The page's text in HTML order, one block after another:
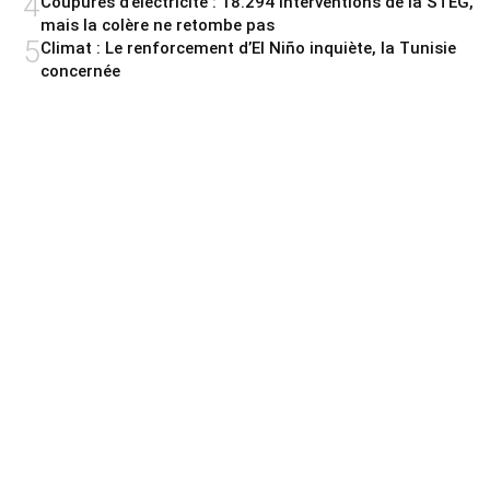
mais la colère ne retombe pas
5Climat : Le renforcement d’El Niño inquiète, la Tunisie
concernée